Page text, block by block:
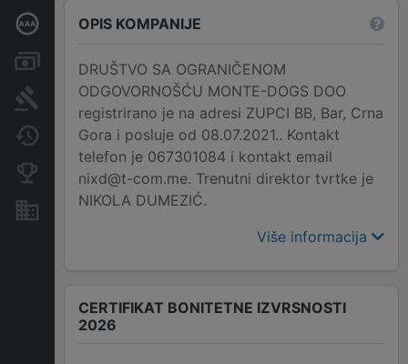
Dubinska bonitetna ocjena
Računi i blokade
Arhiva sudskih objava
Promjene
Konkurentne kompanije
Nekretnine i imovina
OPIS KOMPANIJE
DRUŠTVO SA OGRANIČENOM
ODGOVORNOŠĆU MONTE-DOGS DOO
registrirano je na adresi ZUPCI BB, Bar, Crna
Gora i posluje od 08.07.2021.. Kontakt
telefon je 067301084 i kontakt email
nixd@t-com.me. Trenutni direktor tvrtke je
NIKOLA DUMEZIĆ.
Više informacija
CERTIFIKAT BONITETNE IZVRSNOSTI
2026